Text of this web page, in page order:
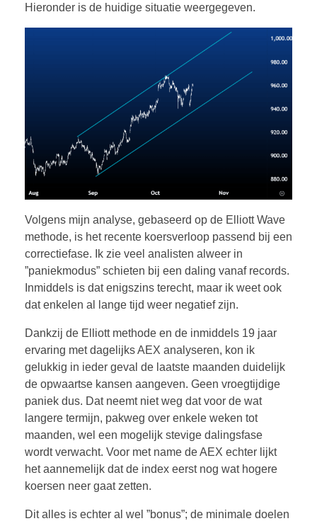
Hieronder is de huidige situatie weergegeven.
Volgens mijn analyse, gebaseerd op de Elliott Wave
methode, is het recente koersverloop passend bij een
correctiefase. Ik zie veel analisten alweer in
”paniekmodus” schieten bij een daling vanaf records.
Inmiddels is dat enigszins terecht, maar ik weet ook
dat enkelen al lange tijd weer negatief zijn.
Dankzij de Elliott methode en de inmiddels 19 jaar
ervaring met dagelijks AEX analyseren, kon ik
gelukkig in ieder geval de laatste maanden duidelijk
de opwaartse kansen aangeven. Geen vroegtijdige
paniek dus. Dat neemt niet weg dat voor de wat
langere termijn, pakweg over enkele weken tot
maanden, wel een mogelijk stevige dalingsfase
wordt verwacht. Voor met name de AEX echter lijkt
het aannemelijk dat de index eerst nog wat hogere
koersen neer gaat zetten.
Dit alles is echter al wel ”bonus”; de minimale doelen